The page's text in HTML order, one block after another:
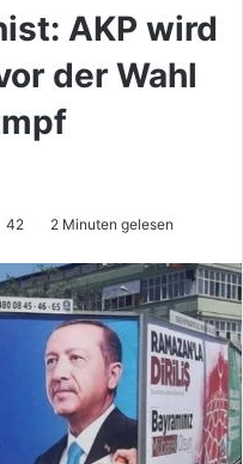
AKP wird
der Wahl
42 2 Minuten gelesen